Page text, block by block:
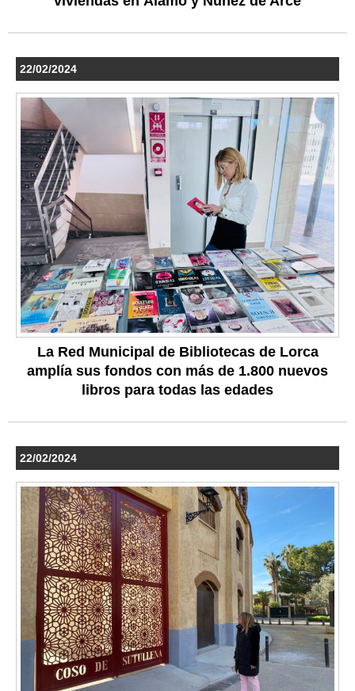
22/02/2024
La Red Municipal de Bibliotecas de Lorca
amplía sus fondos con más de 1.800 nuevos
libros para todas las edades
22/02/2024